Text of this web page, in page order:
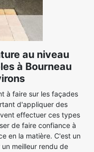
au niveau
à Bourneau
à faire sur les façades
d'appliquer des
effectuer ces types
de faire confiance à
en la matière. C'est un
meilleur rendu de